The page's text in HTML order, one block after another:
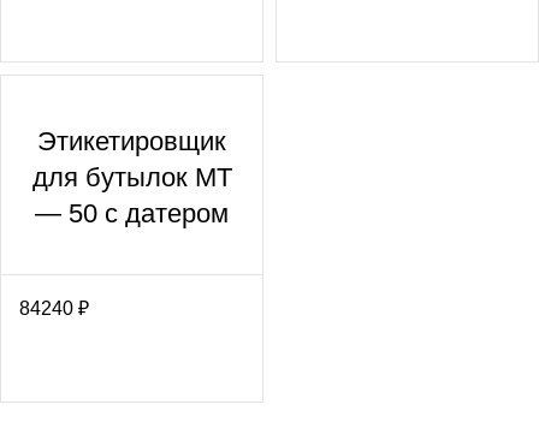
Этикетировщик
для бутылок MT
— 50 с датером
84240 ₽